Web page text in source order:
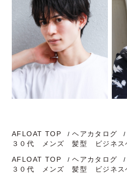
AFLOAT TOP ヘアカタログ
３０代 メンズ 髪型 ビジネス
AFLOAT TOP
ヘアカタログ
３０代 メンズ 髪型 ビジネス